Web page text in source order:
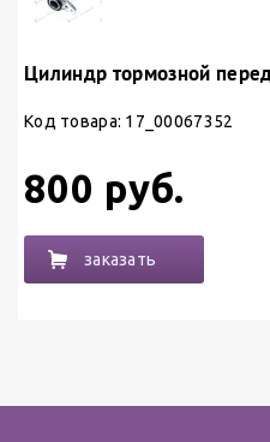
Цилиндр тормозной
Код товара: 17_00067352
800 руб.
заказать